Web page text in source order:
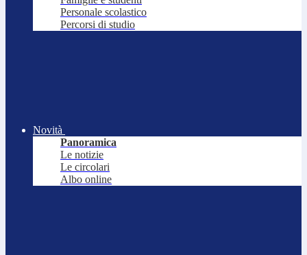
Personale scolastico
Percorsi di studio
Novità
Panoramica
Le notizie
Le circolari
Albo online